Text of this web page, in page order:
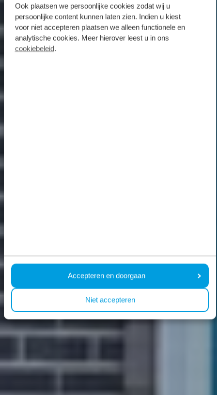
Ook plaatsen we persoonlijke cookies zodat wij u
persoonlijke content kunnen laten zien. Indien u kiest
voor niet accepteren plaatsen we alleen functionele en
analytische cookies. Meer hierover leest u in ons
cookiebeleid.
Accepteren en doorgaan
Niet accepteren